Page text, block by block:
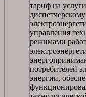
тариф на
управления
режимами
потребителей
энергии,